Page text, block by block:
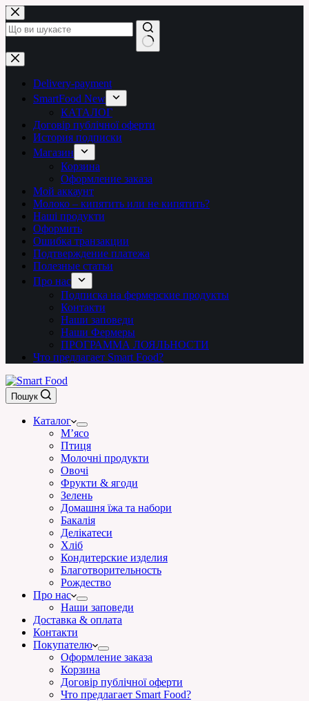
Перейти
до
вмісту
Немає
результатів
Delivery-payment
SmartFood New
КАТАЛОГ
Договір публічної оферти
История подписки
Магазин
Корзина
Оформление заказа
Мой аккаунт
Молоко – кипятить или не кипятить?
Наші продукти
Оформить
Ошибка транзакции
Подтверждение платежа
Полезные статьи
Про нас
Подписка на фермерские продукты
Контакти
Наши заповеди
Наши Фермеры
ПРОГРАММА ЛОЯЛЬНОСТИ
Что предлагает Smart Food?
Пошук
Каталог
М’ясо
Птиця
Молочні продукти
Овочі
Фрукти & ягоди
Зелень
Домашня їжа та набори
Бакалія
Делікатеси
Хліб
Кондитерские изделия
Благотворительность
Рождество
Про нас
Наши заповеди
Доставка & оплата
Контакти
Покупателю
Оформление заказа
Корзина
Договір публічної оферти
Что предлагает Smart Food?